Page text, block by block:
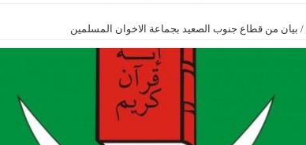
/ بيان من قطاع جنوب الصعيد بجماعة الاخوان المسلمين